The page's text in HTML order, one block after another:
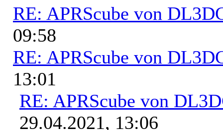
RE: APRScube von
09:58
RE: APRScube von
13:01
RE: APRScube von
29.04.2021, 13:06